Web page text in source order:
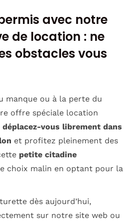
avec notre
de location : ne
obstacles vous
manque ou à la perte du
offre spéciale location
déplacez-vous librement dans
et profitez pleinement des
petite citadine
choix malin en optant pour la
dès aujourd’hui,
sur notre site web ou